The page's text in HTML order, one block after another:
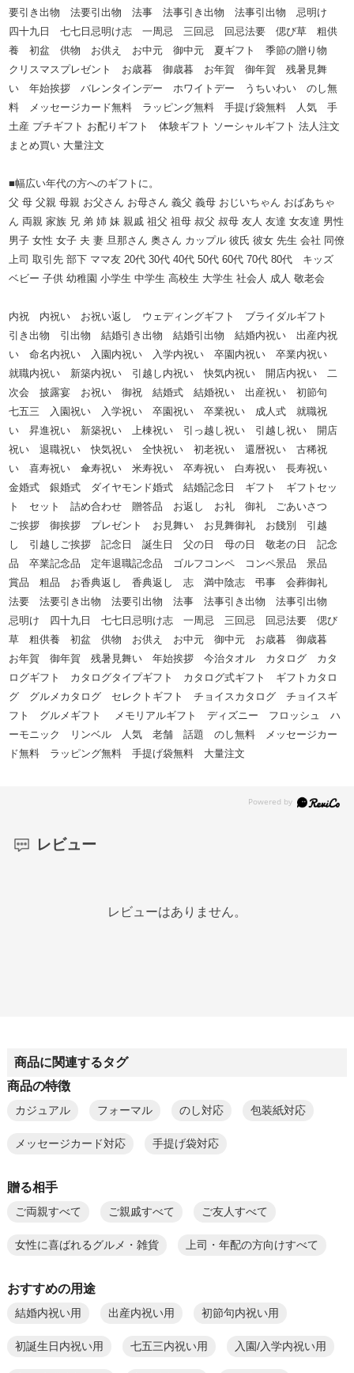
要引き出物 法要引出物 法事 法事引き出物 法事引出物 忌明け
四十九日 七七日忌明け志 一周忌 三回忌 回忌法要 偲び草 粗供
養 初盆 供物 お供え お中元 御中元 夏ギフト 季節の贈り物
クリスマスプレゼント お歳暮 御歳暮 お年賀 御年賀 残暑見舞
い 年始挨拶 バレンタインデー ホワイトデー うちいわい のし無
料 メッセージカード無料 ラッピング無料 手提げ袋無料 人気 手
土産 プチギフト お配りギフト 体験ギフト ソーシャルギフト 法人注文
まとめ買い 大量注文
■幅広い年代の方へのギフトに。
父 母 父親 母親 お父さん お母さん 義父 義母 おじいちゃん おばあちゃ
ん 両親 家族 兄 弟 姉 妹 親戚 祖父 祖母 叔父 叔母 友人 友達 女友達 男性
男子 女性 女子 夫 妻 旦那さん 奥さん カップル 彼氏 彼女 先生 会社 同僚
上司 取引先 部下 ママ友 20代 30代 40代 50代 60代 70代 80代 キッズ
ベビー 子供 幼稚園 小学生 中学生 高校生 大学生 社会人 成人 敬老会
内祝 内祝い お祝い返し ウェディングギフト ブライダルギフト
引き出物 引出物 結婚引き出物 結婚引出物 結婚内祝い 出産内祝
い 命名内祝い 入園内祝い 入学内祝い 卒園内祝い 卒業内祝い
就職内祝い 新築内祝い 引越し内祝い 快気内祝い 開店内祝い 二
次会 披露宴 お祝い 御祝 結婚式 結婚祝い 出産祝い 初節句
七五三 入園祝い 入学祝い 卒園祝い 卒業祝い 成人式 就職祝
い 昇進祝い 新築祝い 上棟祝い 引っ越し祝い 引越し祝い 開店
祝い 退職祝い 快気祝い 全快祝い 初老祝い 還暦祝い 古稀祝
い 喜寿祝い 傘寿祝い 米寿祝い 卒寿祝い 白寿祝い 長寿祝い
金婚式 銀婚式 ダイヤモンド婚式 結婚記念日 ギフト ギフトセッ
ト セット 詰め合わせ 贈答品 お返し お礼 御礼 ごあいさつ
ご挨拶 御挨拶 プレゼント お見舞い お見舞御礼 お餞別 引越
し 引越しご挨拶 記念日 誕生日 父の日 母の日 敬老の日 記念
品 卒業記念品 定年退職記念品 ゴルフコンペ コンペ景品 景品
賞品 粗品 お香典返し 香典返し 志 満中陰志 弔事 会葬御礼
法要 法要引き出物 法要引出物 法事 法事引き出物 法事引出物
忌明け 四十九日 七七日忌明け志 一周忌 三回忌 回忌法要 偲び
草 粗供養 初盆 供物 お供え お中元 御中元 お歳暮 御歳暮
お年賀 御年賀 残暑見舞い 年始挨拶 今治タオル カタログ カタ
ログギフト カタログタイプギフト カタログ式ギフト ギフトカタロ
グ グルメカタログ セレクトギフト チョイスカタログ チョイスギ
フト グルメギフト メモリアルギフト ディズニー フロッシュ ハ
ーモニック リンベル 人気 老舗 話題 のし無料 メッセージカー
ド無料 ラッピング無料 手提げ袋無料 大量注文
レビュー
レビューはありません。
商品に関連するタグ
商品の特徴
カジュアル フォーマル のし対応 包装紙対応
メッセージカード対応 手提げ袋対応
贈る相手
ご両親すべて ご親戚すべて ご友人すべて
女性に喜ばれるグルメ・雑貨 上司・年配の方向けすべて
おすすめの用途
結婚内祝い用 出産内祝い用 初節句内祝い用
初誕生日内祝い用 七五三内祝い用 入園/入学内祝い用